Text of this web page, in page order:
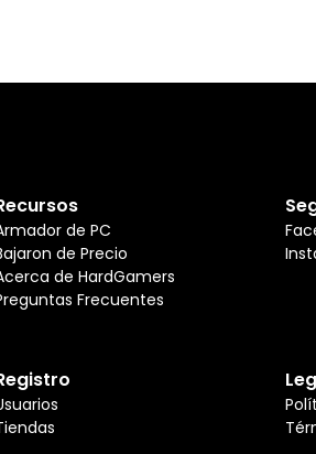
de PC
de Precio
de HardGamers
Frecuentes